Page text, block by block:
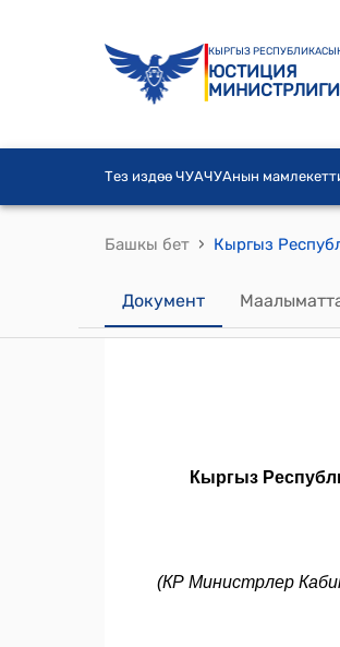
КЫРГЫЗ
ЮСТИЦИЯ
МИНИСТРЛИГИ
Тез издөө ЧУАЧУАнын
Башкы бет ›
Документ